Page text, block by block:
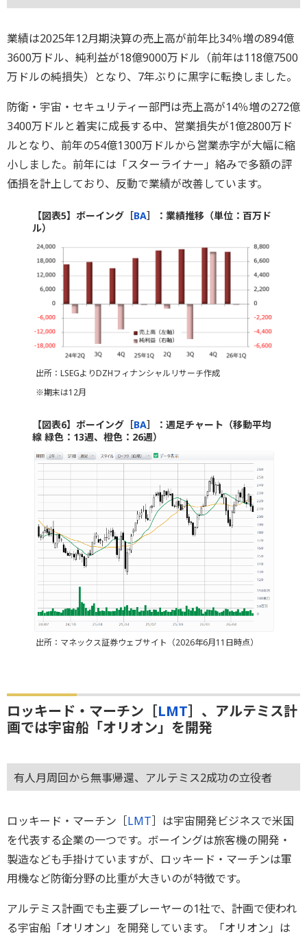
業績は2025年12月期決算の売上高が前年比34％増の894億
3600万ドル、純利益が18億9000万ドル（前年は118億7500
万ドルの純損失）となり、7年ぶりに黒字に転換しました。
防衛・宇宙・セキュリティー部門は売上高が14％増の272億
3400万ドルと着実に成長する中、営業損失が1億2800万ド
ルとなり、前年の54億1300万ドルから営業赤字が大幅に縮
小しました。前年には「スターライナー」絡みで多額の評
価損を計上しており、反動で業績が改善しています。
【図表5】ボーイング［BA］：業績推移（単位：百万ド
ル）
出所：LSEGよりDZHフィナンシャルリサーチ作成
※期末は12月
【図表6】ボーイング［BA］：週足チャート（移動平均
線 緑色：13週、橙色：26週）
出所：マネックス証券ウェブサイト（2026年6月11日時点）
ロッキード・マーチン［LMT］、アルテミス計
画では宇宙船「オリオン」を開発
有人月周回から無事帰還、アルテミス2成功の立役者
ロッキード・マーチン［LMT］は宇宙開発ビジネスで米国
を代表する企業の一つです。ボーイングは旅客機の開発・
製造なども手掛けていますが、ロッキード・マーチンは軍
用機など防衛分野の比重が大きいのが特徴です。
アルテミス計画でも主要プレーヤーの1社で、計画で使われ
る宇宙船「オリオン」を開発しています。「オリオン」は